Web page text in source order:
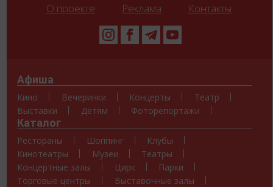
О проекте Реклама Контакты
Афиша
Кино Вечеринки Концерты
Театр
Выставки
Детям Фоторепортажи
Каталог
Рестораны Шоппинг
Клубы
Кинотеатры
Музеи
Театры
Концертные залы
Цирк
Парки
Торговые центры
Выставочные залы